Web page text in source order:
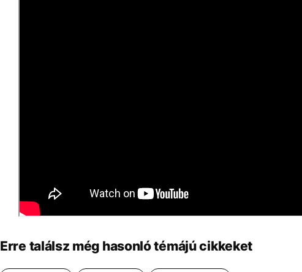
Erre találsz még hasonló témájú cikkeket